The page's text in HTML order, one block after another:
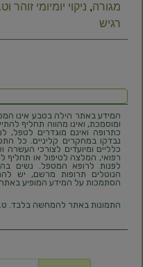
מגורה, ניקוי יומיומי זוהר
רגיש
המידע באתר הילה בטבע אינו
ומוסמכת, ואינו מהווה תחליף
כתרופה ואינם מוגדרים לטפל,
נבדקו במחקרים קליניים. כל
כלליים ומיועדים לצורכי העשרה
רפואי, המלצה לטיפול או תחליף
לפנות לרופא המטפל. נשים
הנוטלים תרופות מרשם, יש
הסתמכות על המידע המופיע
התמונות באתר להמחשה בלבד.